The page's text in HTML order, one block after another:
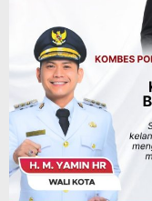
Bangunan
Direnovasi,
Pernah
Agustus 10, 2026